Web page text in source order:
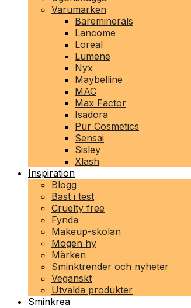
Varumärken
Bareminerals
Lancome
Loreal
Lumene
Nyx
Maybelline
MAC
Max Factor
Isadora
Pür Cosmetics
Sensai
Sisley
Xlash
Inspiration
Blogg
Bäst i test
Cruelty free
Fynda
Makeup-skolan
Mogen hy
Märken
Sminktrender och nyheter
Veganskt
Utvalda produkter
Sminkrea